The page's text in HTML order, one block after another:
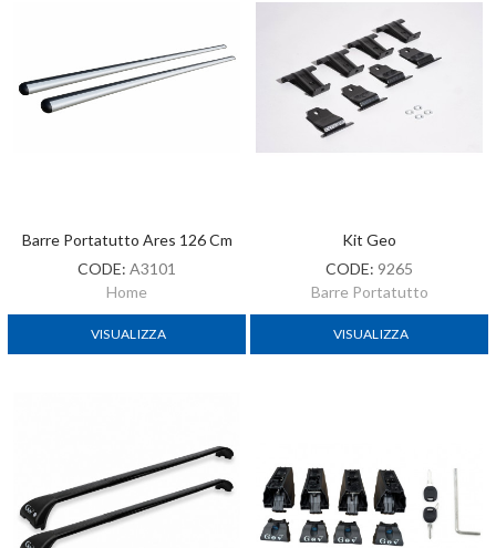
Barre Portatutto Ares 126 Cm
CODE: A3101
Home
VISUALIZZA
Kit Geo
CODE: 9265
Barre Portatutto
VISUALIZZA